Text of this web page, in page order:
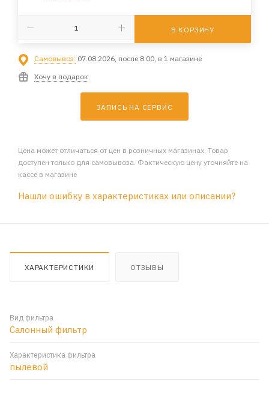
В КОРЗИНУ
Самовывоз: 07.08.2026, после 8:00, в 1 магазине
Хочу в подарок
ЗАПИСЬ НА СЕРВИС
Цена может отличаться от цен в розничных магазинах. Товар
доступен только для самовывоза. Фактическую цену уточняйте на
кассе в магазине
Нашли ошибку в характеристиках или описании?
ХАРАКТЕРИСТИКИ ОТЗЫВЫ
Вид фильтра
Салонный фильтр
Характеристика фильтра
пылевой